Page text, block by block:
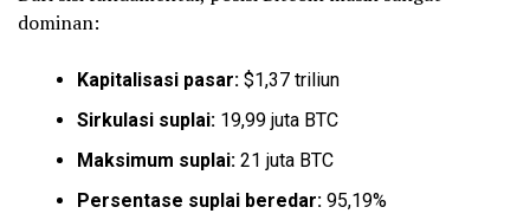
dominan:
Kapitalisasi pasar: $1,37 triliun
Sirkulasi suplai: 19,99 juta BTC
Maksimum suplai: 21 juta BTC
Persentase suplai beredar: 95,19%